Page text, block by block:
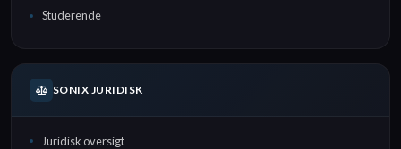
Studerende
SONIX JURIDISK
Juridisk oversigt